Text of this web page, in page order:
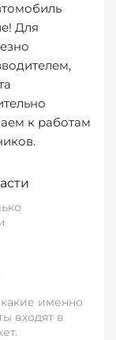
Для
к работам
какие именно
входят в